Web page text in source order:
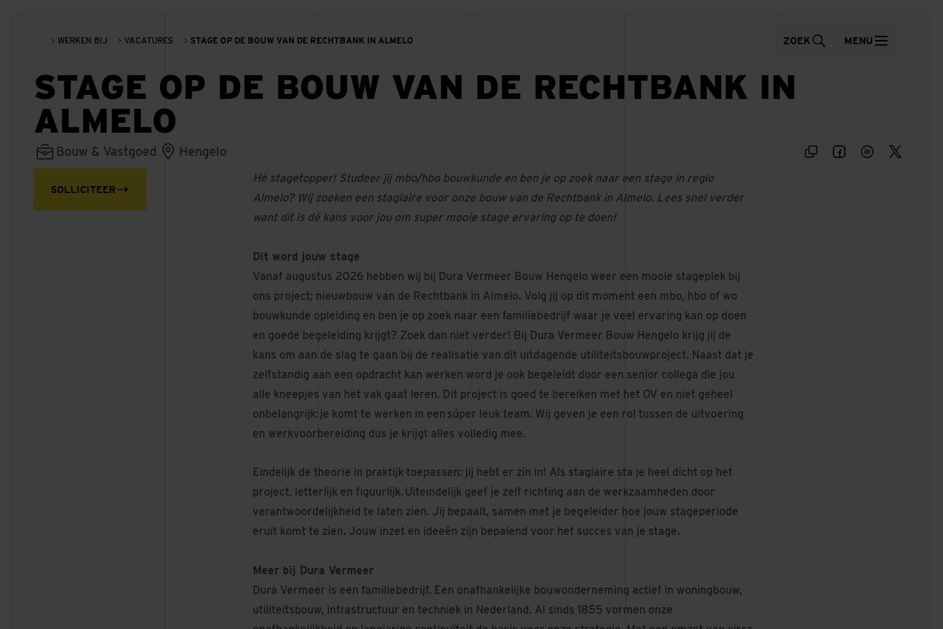
WERKEN BIJ VACATURES STAGE OP DE BOUW VAN DE RECHTBANK IN ALMELO ZOEK MENU
STAGE OP DE BOUW VAN DE RECHTBANK IN
ALMELO
Bouw & Vastgoed Hengelo
SOLLICITEER
Hé stagetopper! Studeer jij mbo/hbo bouwkunde en ben je op zoek naar een stage in regio
Almelo? Wij zoeken een stagiaire voor onze bouw van de Rechtbank in Almelo. Lees snel verder
want dit is dé kans voor jou om super mooie stage ervaring op te doen!
Dit word jouw stage
Vanaf augustus 2026 hebben wij bij Dura Vermeer Bouw Hengelo weer een mooie stageplek bij
ons project; nieuwbouw van de Rechtbank in Almelo. Volg jij op dit moment een mbo, hbo of wo
bouwkunde opleiding en ben je op zoek naar een familiebedrijf waar je veel ervaring kan op doen
en goede begeleiding krijgt? Zoek dan niet verder! Bij Dura Vermeer Bouw Hengelo krijg jij de
kans om aan de slag te gaan bij de realisatie van dit uitdagende utiliteitsbouwproject. Naast dat je
zelfstandig aan een opdracht kan werken word je ook begeleidt door een senior collega die jou
alle kneepjes van het vak gaat leren. Dit project is goed te bereiken met het OV en niet geheel
onbelangrijk: je komt te werken in een súper leuk team. Wij geven je een rol tussen de uitvoering
en werkvoorbereiding dus je krijgt alles volledig mee.
Eindelijk de theorie in praktijk toepassen: jij hebt er zin in! Als stagiaire sta je heel dicht op het
project, letterlijk en figuurlijk. Uiteindelijk geef je zelf richting aan de werkzaamheden door
verantwoordelijkheid te laten zien. Jij bepaalt, samen met je begeleider hoe jouw stageperiode
eruit komt te zien. Jouw inzet en ideeën zijn bepalend voor het succes van je stage.
Meer bij Dura Vermeer
Dura Vermeer is een familiebedrijf. Een onafhankelijke bouwonderneming actief in woningbouw,
utiliteitsbouw, infrastructuur en techniek in Nederland. Al sinds 1855 vormen onze